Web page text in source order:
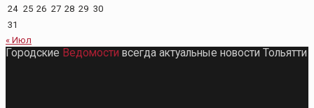
24 25 26 27 28 29 30
31
« Июл
Городские Ведомости всегда актуальные новости Тольятти